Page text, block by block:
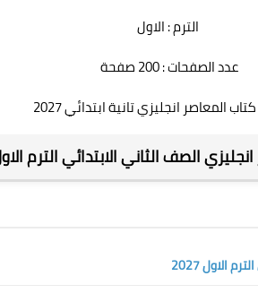
الترم : الاول
عدد الصفحات : 200 صفحة
المعاصر انجليزي تانية ابتدائي 2027
الصف الثاني الابتدائي الترم الاول
الاول 2027